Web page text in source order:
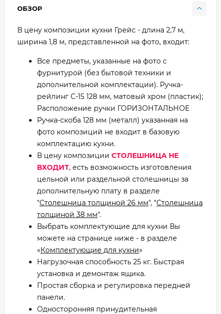
ОБЗОР
В цену композиции кухни Грейс - длина 2,7 м,
ширина 1,8 м, представленной на фото, входит:
Все предметы, указанные на фото с
фурнитурой (без бытовой техники и
дополнительной комплектации). Ручка-
рейлинг С-15 128 мм, матовый хром (пластик);
Расположение ручки ГОРИЗОНТАЛЬНОЕ
Ручка-скоба 128 мм (металл) указанная на
фото композиций не входит в базовую
комплектацию кухни.
В цену композиции СТОЛЕШНИЦА НЕ
ВХОДИТ, есть возможность изготовления
цельной или раздельной столешницы за
дополнительную плату в разделе
"Столешница толщиной 26 мм", "Столешница
толщиной 38 мм".
Выбрать комплектующие для кухни Вы
можете на странице ниже - в разделе
«Комплектующие для кухни»
Нагрузочная способность 25 кг. Быстрая
установка и демонтаж ящика.
Простая сборка и регулировка передней
панели.
Односторонняя принудительная